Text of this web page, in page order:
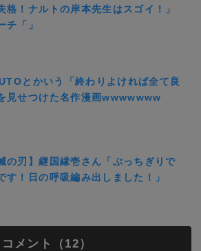
格！ナルトの岸本先生はスゴイ！」
チ「」
とかいう「終わりよければ全て良
見せつけた名作漫画wwwwwww
の刃】継国縁壱さん「ぶっちぎりで
す！日の呼吸編み出しました！」
コメント（12）